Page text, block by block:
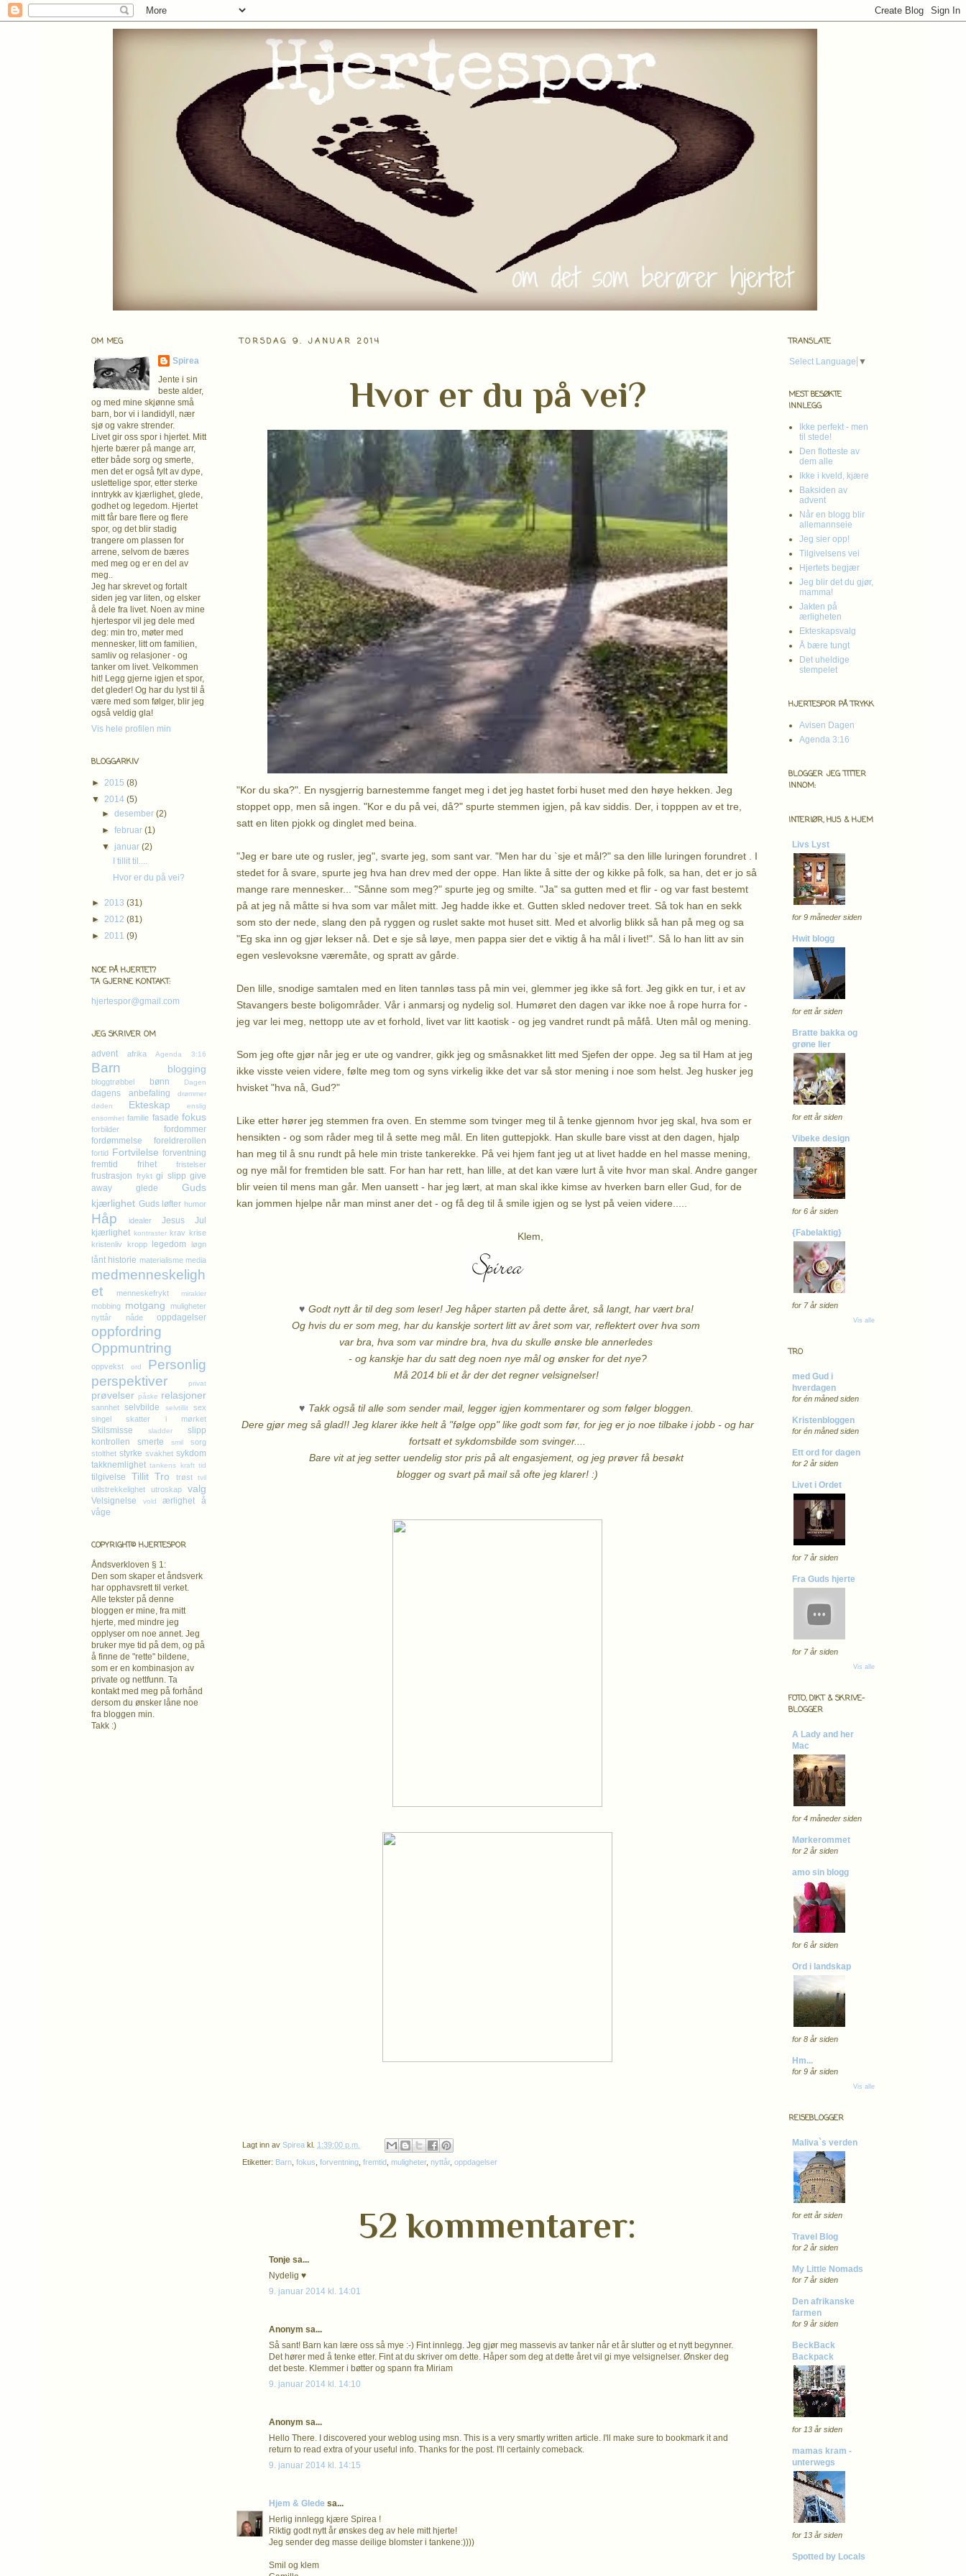
TORSDAG 9. JANUAR 2014
Hvor er du på vei?
"Kor du ska?". En nysgjerrig barnestemme fanget meg i det jeg hastet forbi huset med den høye hekken. Jeg
stoppet opp, men så ingen. "Kor e du på vei, då?" spurte stemmen igjen, på kav siddis. Der, i topppen av et tre,
satt en liten pjokk og dinglet med beina.
"Jeg er bare ute og rusler, jeg", svarte jeg, som sant var. "Men har du `sje et mål?" sa den lille luringen forundret . I
stedet for å svare, spurte jeg hva han drev med der oppe. Han likte å sitte der og kikke på folk, sa han, det er jo så
mange rare mennesker... "Sånne som meg?" spurte jeg og smilte. "Ja" sa gutten med et flir - og var fast bestemt
på at jeg nå måtte si hva som var målet mitt. Jeg hadde ikke et. Gutten skled nedover treet. Så tok han en sekk
som sto der nede, slang den på ryggen og ruslet sakte mot huset sitt. Med et alvorlig blikk så han på meg og sa
"Eg ska inn og gjør lekser nå. Det e sje så løye, men pappa sier det e viktig å ha mål i livet!". Så lo han litt av sin
egen veslevoksne væremåte, og spratt av gårde.
Den lille, snodige samtalen med en liten tannløs tass på min vei, glemmer jeg ikke så fort. Jeg gikk en tur, i et av
Stavangers beste boligområder. Vår i anmarsj og nydelig sol. Humøret den dagen var ikke noe å rope hurra for -
jeg var lei meg, nettopp ute av et forhold, livet var litt kaotisk - og jeg vandret rundt på måfå. Uten mål og mening.
Som jeg ofte gjør når jeg er ute og vandrer, gikk jeg og småsnakket litt med Sjefen der oppe. Jeg sa til Ham at jeg
ikke visste veien videre, følte meg tom og syns virkelig ikke det var så stor mening i noe som helst. Jeg husker jeg
hvisket "hva nå, Gud?"
Like etter hører jeg stemmen fra oven. En stemme som tvinger meg til å tenke gjennom hvor jeg skal, hva som er
hensikten - og som råder meg til å sette meg mål. En liten guttepjokk. Han skulle bare visst at den dagen, hjalp
han meg til å snu rundt på hele min triste tankerekke. På vei hjem fant jeg ut at livet hadde en hel masse mening,
og nye mål for fremtiden ble satt. For han har rett, han lille, at det kan være lurt å vite hvor man skal. Andre ganger
blir veien til mens man går. Men uansett - har jeg lært, at man skal ikke kimse av hverken barn eller Gud, for de
kan jommen hjelpe når man minst aner det - og få deg til å smile igjen og se lyst på veien videre.....
Klem,
♥ Godt nytt år til deg som leser! Jeg håper starten på dette året, så langt, har vært bra!
Og hvis du er som meg, har du kanskje sortert litt av året som var, reflektert over hva som
var bra, hva som var mindre bra, hva du skulle ønske ble annerledes
- og kanskje har du satt deg noen nye mål og ønsker for det nye?
Må 2014 bli et år der det regner velsignelser!
♥ Takk også til alle som sender mail, legger igjen kommentarer og som følger bloggen.
Dere gjør meg så glad!! Jeg klarer ikke helt å "følge opp" like godt som før, for jeg er jo noe tilbake i jobb - og har
fortsatt et sykdomsbilde som svinger....
Bare vit at jeg setter uendelig stor pris på alt engasjement, og jeg prøver få besøkt
blogger og svart på mail så ofte jeg klarer! :)
Lagt inn av Spirea kl. 1:39:00 p.m.
Etiketter: Barn fokus forventning fremtid muligheter, nyttår, oppdagelser
52 kommentarer:
Tonje sa...
Nydelig ♥
9. januar 2014 kl. 14:01
Anonym sa...
Så sant! Barn kan lære oss så mye :-) Fint innlegg. Jeg gjør meg massevis av tanker når et år slutter og et nytt begynner.
Det hører med å tenke etter. Fint at du skriver om dette. Håper som deg at dette året vil gi mye velsignelser. Ønsker deg
det beste. Klemmer i bøtter og spann fra Miriam
9. januar 2014 kl. 14:10
Anonym sa...
Hello There. I discovered your weblog using msn. This is a very smartly written article. I'll make sure to bookmark it and
return to read extra of your useful info. Thanks for the post. I'll certainly comeback.
9. januar 2014 kl. 14:15
Hjem & Glede sa...
Herlig innlegg kjære Spirea !
Riktig godt nytt år ønskes deg av hele mitt hjerte!
Jeg sender deg masse deilige blomster i tankene:))))
Smil og klem
OM MEG
Spirea
Jente i sin
beste alder,
og med mine skjønne små
barn, bor vi i landidyll, nær
sjø og vakre strender.
Livet gir oss spor i hjertet. Mitt
hjerte bærer på mange arr,
etter både sorg og smerte,
men det er også fylt av dype,
uslettelige spor, etter sterke
inntrykk av kjærlighet, glede,
godhet og legedom. Hjertet
mitt får bare flere og flere
spor, og det blir stadig
trangere om plassen for
arrene, selvom de bæres
med meg og er en del av
meg..
Jeg har skrevet og fortalt
siden jeg var liten, og elsker
å dele fra livet. Noen av mine
hjertespor vil jeg dele med
deg: min tro, møter med
mennesker, litt om familien,
samliv og relasjoner - og
tanker om livet. Velkommen
hit! Legg gjerne igjen et spor,
det gleder! Og har du lyst til å
være med som følger, blir jeg
også veldig gla!
Vis hele profilen min
BLOGGARKIV
► 2015 (8)
▼ 2014 (5)
►desember(2)
►februar(1)
▼ januar(2)
I tillit til....
Hvor er du på vei?
► 2013 (31)
► 2012 (81)
► 2011 (9)
NOE PÅ HJERTET?
TA GJERNE KONTAKT:
hjertespor@gmail.com
JEG SKRIVER OM
advent afrika Agenda 3:16
Barn blogging
bloggtrøbbel bønn Dagen
dagens anbefaling
drømmer
døden
Ekteskap
enslig
ensomhet familie fasade fokus
forbilder
fordommer
fordømmelse
foreldrerollen
fortid Fortvilelse forventning
fremtid
frihet fristelser
frustrasjon frykt gi slipp give
away
glede
Guds
kjærlighet Guds løfter humor
Håp idealer Jesus
Jul
kjærlighet kontraster krav krise
kristenliv kropp legedom løgn
lånt historie materialisme media
medmenneskeligh
et
menneskefrykt mirakler
mobbing motgang
muligheter
nyttår
nåde oppdagelser
oppfordring
Oppmuntring
oppvekst ord
Personlig
perspektiver
privat
prøvelser påske relasjoner
sannhet selvbilde selvtillit
sex
singel
skatter i mørket
Skilsmisse sladder
slipp
kontrollen
smerte smil
sorg
stolthet styrke svakhet sykdom
takknemlighet tankens kraft tid
tilgivelse Tillit Tro trøst tvil
utilstrekkelighet utroskap valg
Velsignelse vold ærlighet
å
våge
COPYRIGHT© HJERTESPOR
Åndsverkloven § 1:
Den som skaper et åndsverk
har opphavsretttil verket.
Alle tekster på denne
bloggen er mine, fra mitt
hjerte, med mindre jeg
opplyser om noe annet. Jeg
bruker mye tid på dem, og på
å finne de "rette" bildene,
som er en kombinasjon av
private og nettfunn. Ta
kontakt med meg på forhånd
dersom du ønsker låne noe
fra bloggen min.
Takk :)
TRANSLATE
Select Language ▼
MEST BESØKTE
INNLEGG
Ikke perfekt - men
til stede!
Den flotteste av
dem alle
Ikke i kveld, kjære
Baksiden av
advent
Når en blogg blir
allemannseie
Jeg sier opp!
Tilgivelsens vei
Hjertets begjær
Jeg blir det du gjør,
mamma!
Jakten på
ærligheten
Ekteskapsvalg
Å bære tungt
Det uheldige
stempelet
HJERTESPOR PÅ TRYKK
Avisen Dagen
Agenda 3:16
BLOGGER JEG TITTER
INNOM:
INTERIØR, HUS & HJEM
Livs Lyst
for 9 måneder siden
Hwit blogg
for ett år siden
Bratte bakka og
grøne lier
for ett år siden
Vibeke design
for 6 år siden
{Fabelaktig}
for 7 år siden
Vis alle
TRO
med Gud i
hverdagen
for én måned siden
Kristenbloggen
for én måned siden
Ett ord for dagen
for 2 år siden
Livet i Ordet
for 7 år siden
Fra Guds hjerte
for 7 år siden
Vis alle
FOTO, DIKT & SKRIVE-
BLOGGER
A Lady and her
Mac
for 4 måneder siden
Mørkerommet
for 2 år siden
amo sin blogg
for 6 år siden
Ord i landskap
for 8 år siden
Hm...
for 9 år siden
Vis alle
REISEBLOGGER
Maliva`s verden
for ett år siden
Travel Blog
for 2 år siden
My Little Nomads
for 7 år siden
Den afrikanske
farmen
for 9 år siden
BeckBack
Backpack
for 13 år siden
mamas kram -
unterwegs
for 13 år siden
Spotted by Locals